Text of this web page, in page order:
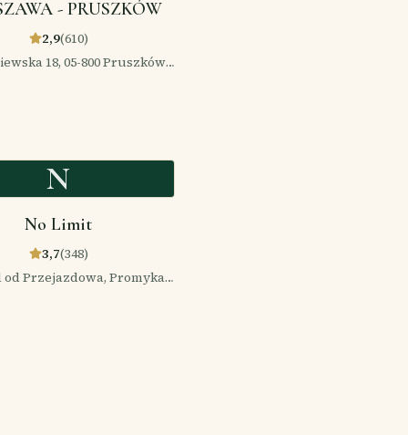
- PRUSZKÓW
2,9(610)
18, 05-800 Pruszków,
N
No Limit
3,7(348)
od Przejazdowa, Promyka